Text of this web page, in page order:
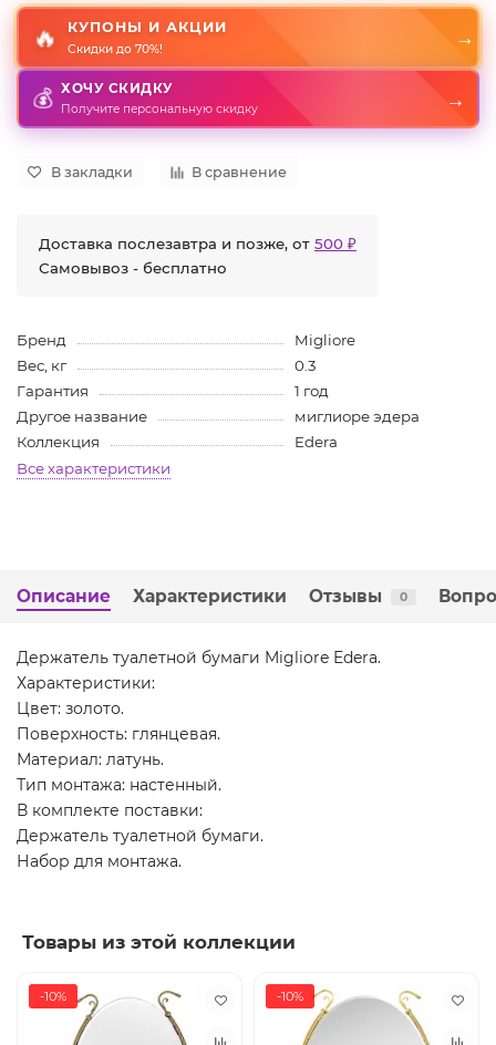
🔥 КУПОНЫ И АКЦИИ
Скидки до 70%!
→
💰 ХОЧУ СКИДКУ
Получите персональную скидку →
В закладки В сравнение
Доставка послезавтра и позже, от 500 ₽
Самовывоз - бесплатно
Бренд
Migliore
Вес, кг
0.3
Гарантия
1 год
Другое название
миглиоре эдера
Коллекция
Edera
Все характеристики
Описание Характеристики Отзывы 0
Держатель туалетной бумаги Migliore Edera.
Характеристики:
Цвет: золото.
Поверхность: глянцевая.
Материал: латунь.
Тип монтажа: настенный.
В комплекте поставки:
Держатель туалетной бумаги.
Набор для монтажа.
Товары из этой коллекции
-10% -10%